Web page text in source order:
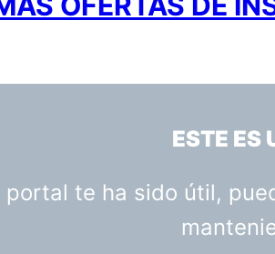
ESTE ES
portal te ha sido útil,